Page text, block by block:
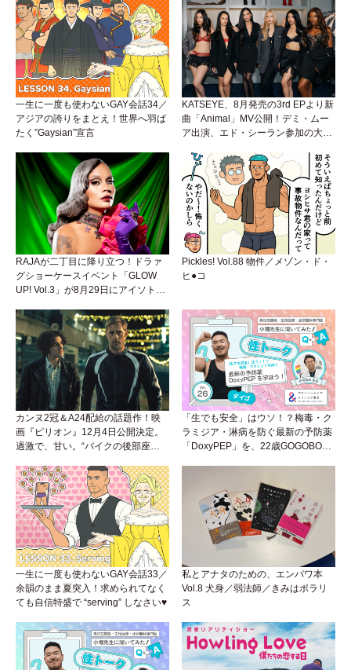
一生に一度も使わないGAY会話34／
アジアの誇りをまとえ！世界へ羽ば
たく”Gaysian”宣言
KATSEYE、8月発売の3rd EPより新
曲「Animal」MV公開！デミ・ムー
ア出演、エド・シーラン参加の大胆
RAJAが二丁目に降り立つ！ドラァ
グショーケースイベント「GLOW
UP! Vol.3」が8月29日にアイソトー
Pickles! Vol.88 物件／メゾン・ド・
ヒ●コ
カンヌ2冠＆A24配給の話題作！映
画『ピリオン』12月4日公開決定。
過激で、甘い。“バイクの後部座
「生でも安全」はウソ！？梅毒・ク
ラミジア・淋病を防ぐ最新の予防薬
「DoxyPEP」を、22歳GOGOBOY
（Vol.26）
一生に一度も使わないGAY会話33／
余韻のまま夏突入！求められてなく
ても自信特盛で “serving” しなさい♥
私とアナタのための、エンパワ本
Vol.8 犬身／弱法師／きみはポラリ
ス